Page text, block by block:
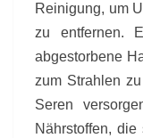
Reinigung, um
zu entfernen.
abgestorbene
zum Strahlen
Seren
Nährstoffen,